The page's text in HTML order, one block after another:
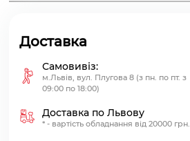
Доставка
Самовивіз:
м.Львів, вул. Плугова 8 (з пн. по пт. з
09:00 по 18:00)
Доставка по Львову
* - вартість обладнання від 20000 грн.